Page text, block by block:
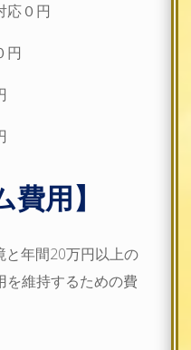
応０円
円
費用】
と年間20万円以上の
を維持するための費